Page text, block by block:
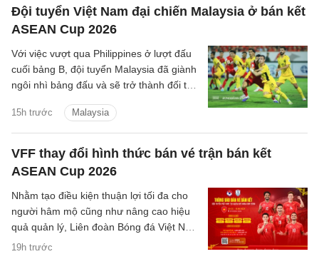
Đội tuyển Việt Nam đại chiến Malaysia ở bán kết
ASEAN Cup 2026
15h trước Malaysia
Với việc vượt qua Philippines ở lượt đấu
cuối bảng B, đội tuyển Malaysia đã giành
ngôi nhì bảng đấu và sẽ trở thành đối thủ
hành trình bảo vệ ngôi vương Đông Nam
Á.
VFF thay đổi hình thức bán vé trận bán kết
ASEAN Cup 2026
19h trước
Nhằm tạo điều kiện thuận lợi tối đa cho
người hâm mộ cũng như nâng cao hiệu
quả quản lý, Liên đoàn Bóng đá Việt Nam
(VFF) đã chính thức thông báo về việc